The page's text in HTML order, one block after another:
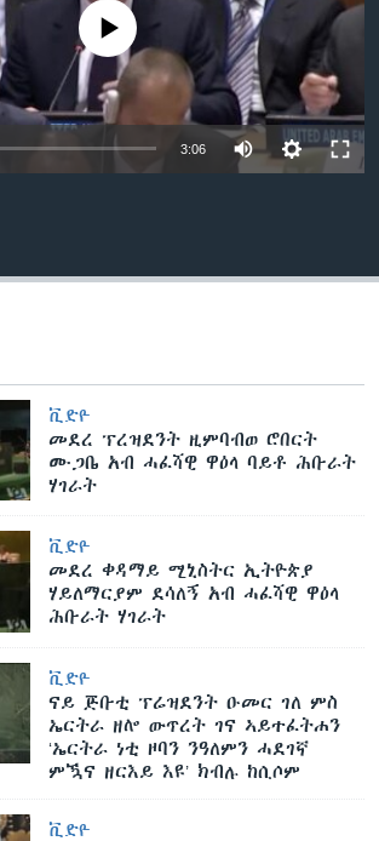
source currently available
3:06
ቪድዮ
መደረ ፕረዝደንት ዚምባብወ ሮበርት
ሙጋቤ አብ ሓፈሻዊ ዋዕላ ባይቶ ሕቡራት
ሃገራት
ቪድዮ
መደረ ቀዳማይ ሚኒስትር ኢትዮጵያ
ሃይለማርያም ደሳለኝ አብ ሓፈሻዊ ዋዕላ
ሕቡራት ሃገራት
ቪድዮ
ናይ ጅቡቲ ፕሬዝደንት ዑመር ገለ ምስ
ኤርትራ ዘሎ ውጥረት ገና ኣይተፈትሐን
‘ኤርትራ ነቲ ዞባን ንዓለምን ሓደገኛ
ምዃና ዘርእይ እዩ’ ክብሉ ከሲሶም
ቪድዮ